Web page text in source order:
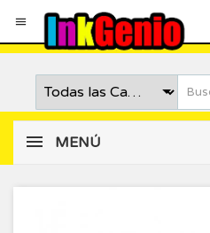

MENÚ